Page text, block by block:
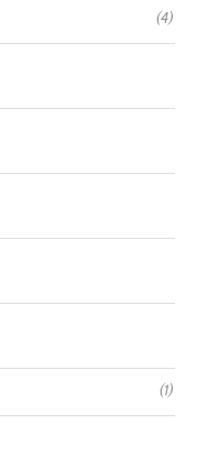
(4)
(1)